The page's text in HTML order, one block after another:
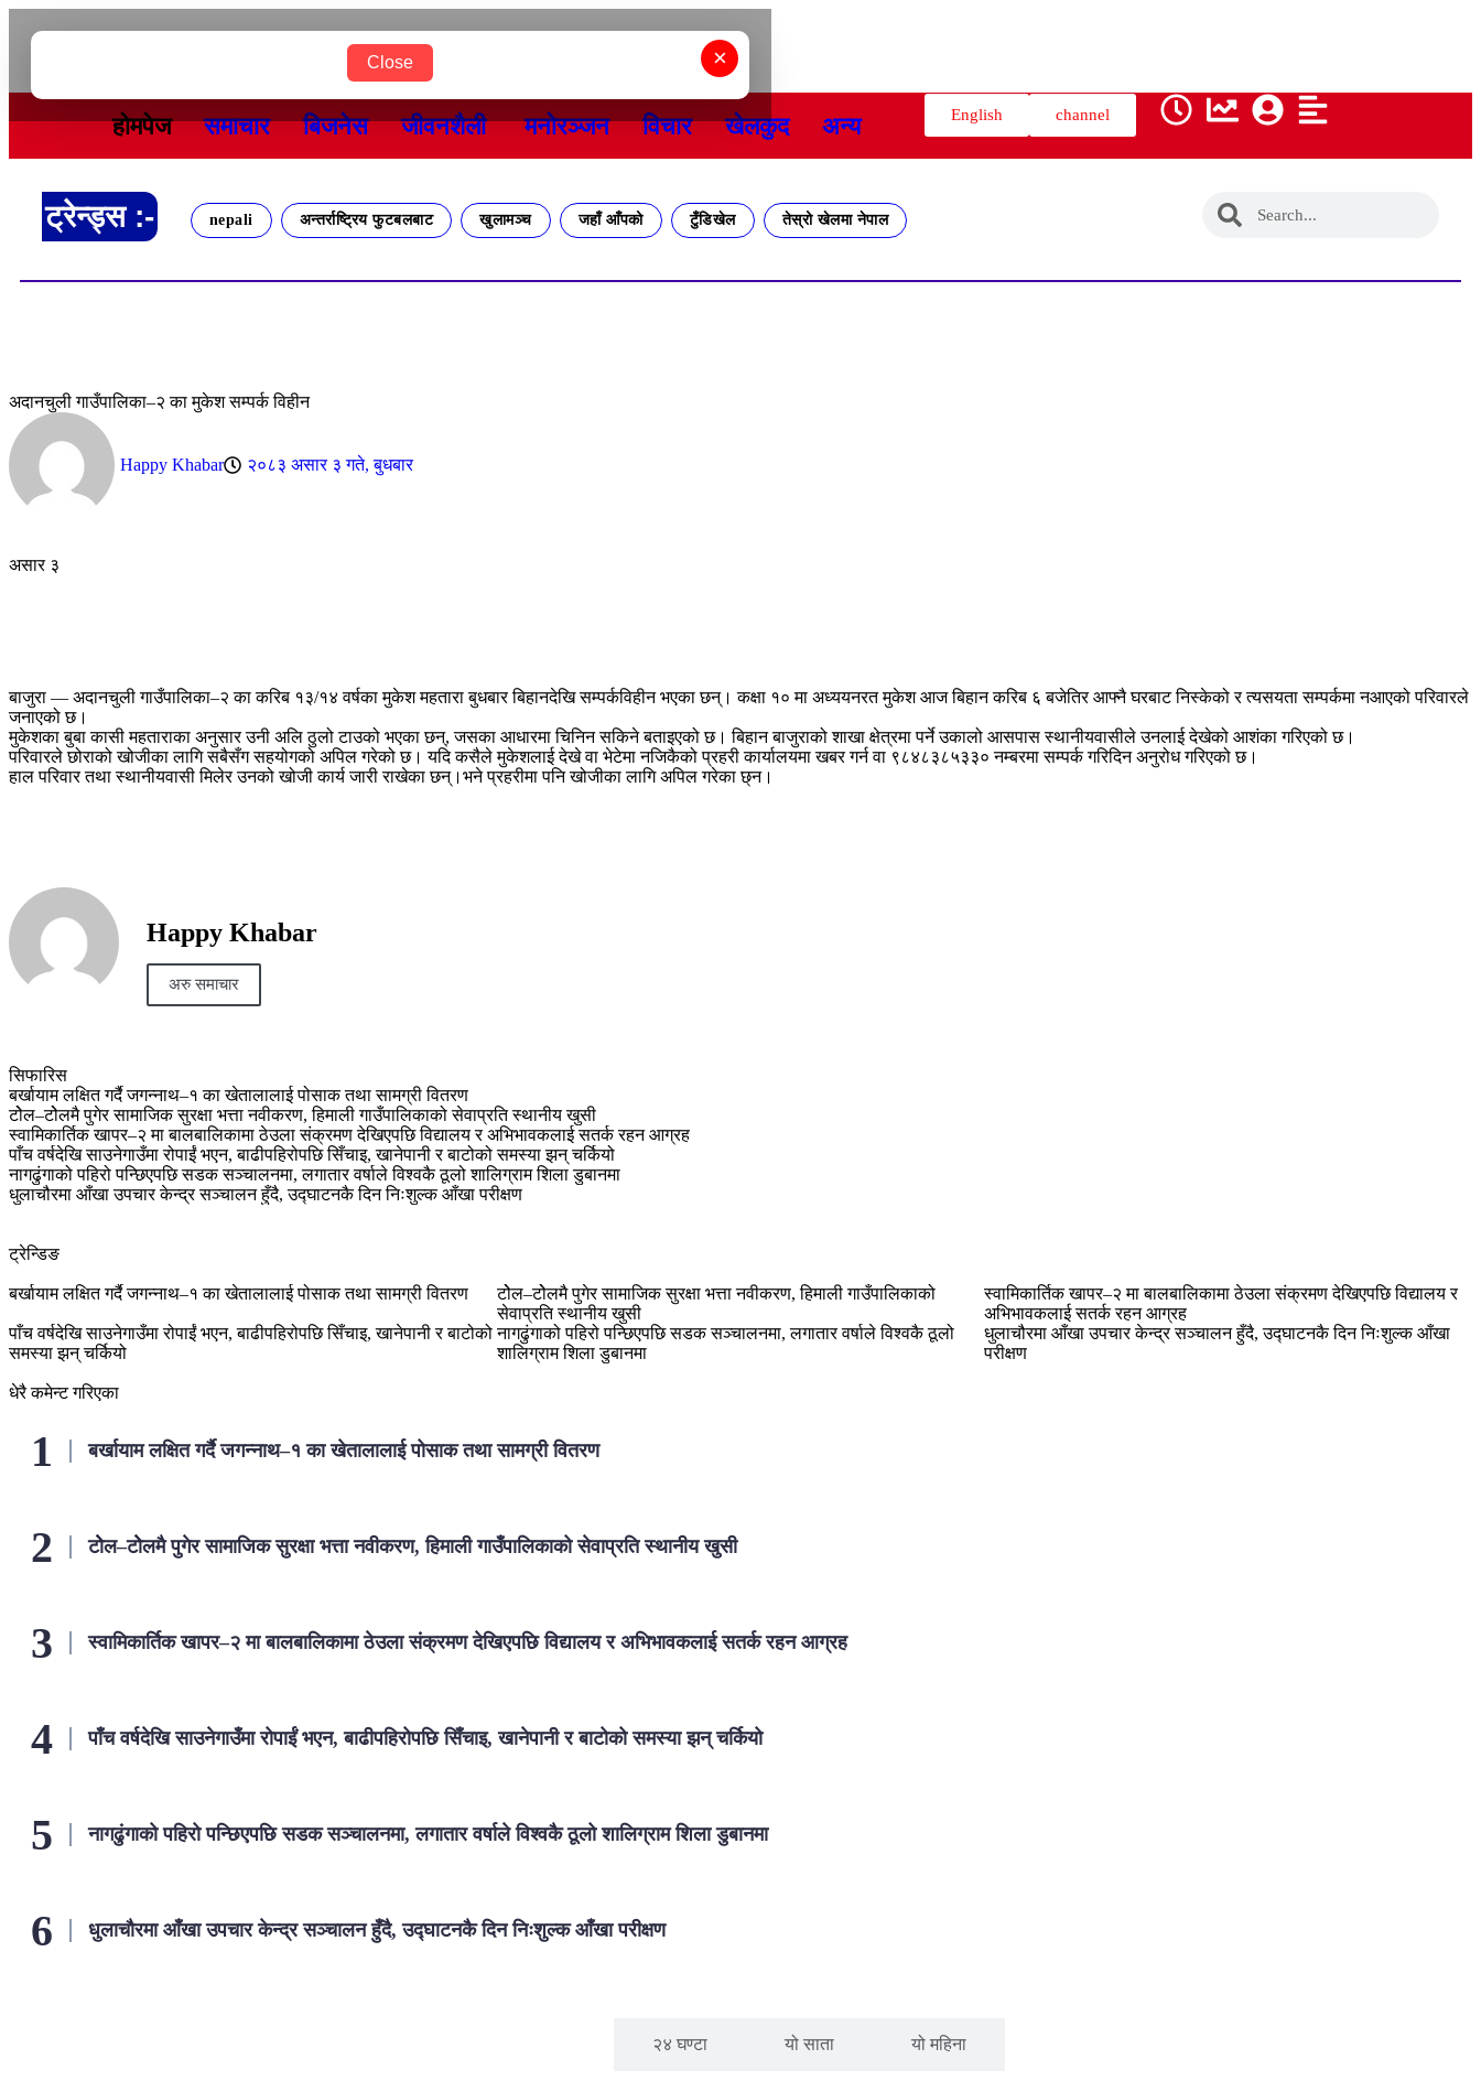
Close ×
होमपेज समाचार बिजनेस जीवनशैली मनोरञ्जन विचार खेलकुद अन्य English channel
ट्रेन्ड्स :- nepali अन्तर्राष्ट्रिय फुटबलबाट खुलामञ्च जहाँ आँपको टुँडिखेल तेस्रो खेलमा नेपाल
अदानचुली गाउँपालिका–२ का मुकेश सम्पर्क विहीन
Happy Khabar २०८३ असार ३ गते, बुधबार
असार ३
बाजुरा — अदानचुली गाउँपालिका–२ का करिब १३/१४ वर्षका मुकेश महतारा बुधबार बिहानदेखि सम्पर्कविहीन भएका छन्। कक्षा १० मा अध्ययनरत मुकेश आज बिहान करिब ६ बजेतिर आफ्नै घरबाट निस्केको र त्यसयता सम्पर्कमा नआएको परिवारले
जनाएको छ।
मुकेशका बुबा कासी महताराका अनुसार उनी अलि ठुलो टाउको भएका छन्, जसका आधारमा चिनिन सकिने बताइएको छ। बिहान बाजुराको शाखा क्षेत्रमा पर्ने उकालो आसपास स्थानीयवासीले उनलाई देखेको आशंका गरिएको छ।
परिवारले छोराको खोजीका लागि सबैसँग सहयोगको अपिल गरेको छ। यदि कसैले मुकेशलाई देखे वा भेटेमा नजिकैको प्रहरी कार्यालयमा खबर गर्न वा ९८४८३८५३३० नम्बरमा सम्पर्क गरिदिन अनुरोध गरिएको छ।
हाल परिवार तथा स्थानीयवासी मिलेर उनको खोजी कार्य जारी राखेका छन्।भने प्रहरीमा पनि खोजीका लागि अपिल गरेका छ्न।
Happy Khabar
अरु समाचार
सिफारिस
बर्खायाम लक्षित गर्दै जगन्नाथ–१ का खेतालालाई पोसाक तथा सामग्री वितरण
टोेल–टोेलमै पुगेर सामाजिक सुरक्षा भत्ता नवीकरण, हिमाली गाउँपालिकाको सेवाप्रति स्थानीय खुसी
स्वामिकार्तिक खापर–२ मा बालबालिकामा ठेउला संक्रमण देखिएपछि विद्यालय र अभिभावकलाई सतर्क रहन आग्रह
पाँच वर्षदेखि साउनेगाउँमा रोपाईं भएन, बाढीपहिरोपछि सिँचाइ, खानेपानी र बाटोको समस्या झन् चर्कियो
नागढुंगाको पहिरो पन्छिएपछि सडक सञ्चालनमा, लगातार वर्षाले विश्वकै ठूलो शालिग्राम शिला डुबानमा
धुलाचौरमा आँखा उपचार केन्द्र सञ्चालन हुँदै, उद्घाटनकै दिन निःशुल्क आँखा परीक्षण
ट्रेन्डिङ
बर्खायाम लक्षित गर्दै जगन्नाथ–१ का खेतालालाई पोसाक तथा सामग्री वितरण
टोेल–टोेलमै पुगेर सामाजिक सुरक्षा भत्ता नवीकरण, हिमाली गाउँपालिकाको
सेवाप्रति स्थानीय खुसी
स्वामिकार्तिक खापर–२ मा बालबालिकामा ठेउला संक्रमण देखिएपछि विद्यालय र
अभिभावकलाई सतर्क रहन आग्रह
पाँच वर्षदेखि साउनेगाउँमा रोपाईं भएन, बाढीपहिरोपछि सिँचाइ, खानेपानी र बाटोको
समस्या झन् चर्कियो
नागढुंगाको पहिरो पन्छिएपछि सडक सञ्चालनमा, लगातार वर्षाले विश्वकै ठूलो
शालिग्राम शिला डुबानमा
धुलाचौरमा आँखा उपचार केन्द्र सञ्चालन हुँदै, उद्घाटनकै दिन निःशुल्क आँखा
परीक्षण
धेरै कमेन्ट गरिएका
बर्खायाम लक्षित गर्दै जगन्नाथ–१ का खेतालालाई पोसाक तथा सामग्री वितरण
टोेल–टोेलमै पुगेर सामाजिक सुरक्षा भत्ता नवीकरण, हिमाली गाउँपालिकाको सेवाप्रति स्थानीय खुसी
स्वामिकार्तिक खापर–२ मा बालबालिकामा ठेउला संक्रमण देखिएपछि विद्यालय र अभिभावकलाई सतर्क रहन आग्रह
पाँच वर्षदेखि साउनेगाउँमा रोपाईं भएन, बाढीपहिरोपछि सिँचाइ, खानेपानी र बाटोको समस्या झन् चर्कियो
नागढुंगाको पहिरो पन्छिएपछि सडक सञ्चालनमा, लगातार वर्षाले विश्वकै ठूलो शालिग्राम शिला डुबानमा
धुलाचौरमा आँखा उपचार केन्द्र सञ्चालन हुँदै, उद्घाटनकै दिन निःशुल्क आँखा परीक्षण
२४ घण्टा यो साता यो महिना